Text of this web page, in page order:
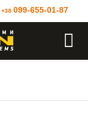
+38 099-655-01-87